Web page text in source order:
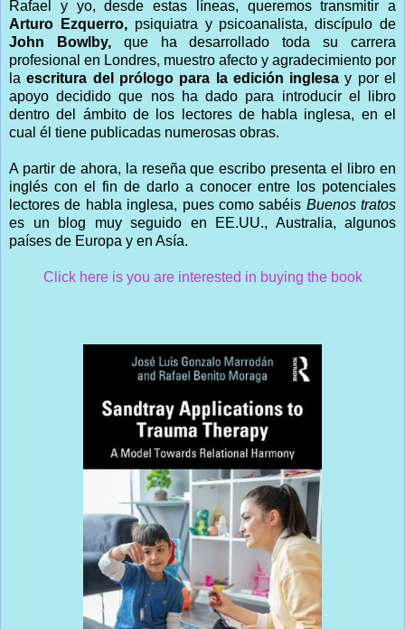
Rafael y yo, desde estas líneas, queremos transmitir a
Arturo Ezquerro,psiquiatra y psicoanalista, discípulo de
John Bowlby,que ha desarrollado toda su carrera
profesional en Londres, muestro afecto y agradecimiento por
laescritura del prólogo para la edición inglesa y por el
apoyo decidido que nos ha dado para introducir el libro
dentro del ámbito de los lectores de habla inglesa, en el
cual él tiene publicadas numerosas obras.
A partir de ahora, la reseña que escribo presenta el libro en
inglés con el fin de darlo a conocer entre los potenciales
lectores de habla inglesa, pues como sabéis Buenos tratos
es un blog muy seguido en EE.UU., Australia, algunos
países de Europa y en Asía.
Click here is you are interested in buying the book